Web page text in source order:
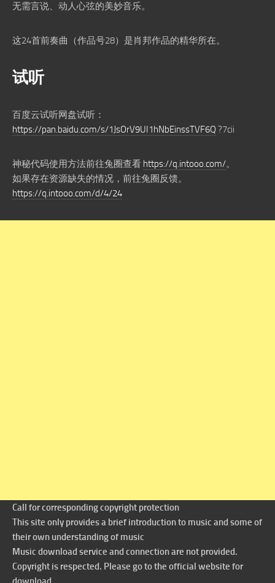
无需言说、动人心弦的美妙音乐。
这24首前奏曲（作品号28）是肖邦作品的精华所在。
试听
百度云试听网盘试听：
https://pan.baidu.com/s/1JsOrV9UI1hNbEinssTVF6Q ?7cii
神秘代码使用方法前往兔圈查看 https://q.intooo.com/。
如果存在资源缺失的情况，前往兔圈反馈。
https://q.intooo.com/d/4/24
Call for corresponding copyright protection
This site only provides a brief introduction to music and some of
their own understanding of music
Music download service and connection are not provided.
Copyright is respected. Please go to the official website for